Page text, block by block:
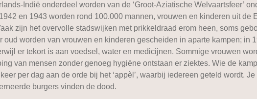
Indië onderdeel worden van de ‘Groot-Aziatische Welvaartsfeer’
en 1943 worden rond 100.000 mannen, vrouwen en kinderen uit de
zijn het overvolle stadswijken met prikkeldraad erom heen, soms
worden van vrouwen en kinderen gescheiden in aparte kampen; in
er tekort is aan voedsel, water en medicijnen. Sommige vrouwen
van mensen zonder genoeg hygiëne ontstaan er ziektes. Wie de
per dag aan de orde bij het ‘appèl’, waarbij iedereen geteld wordt.
burgers vinden de dood.